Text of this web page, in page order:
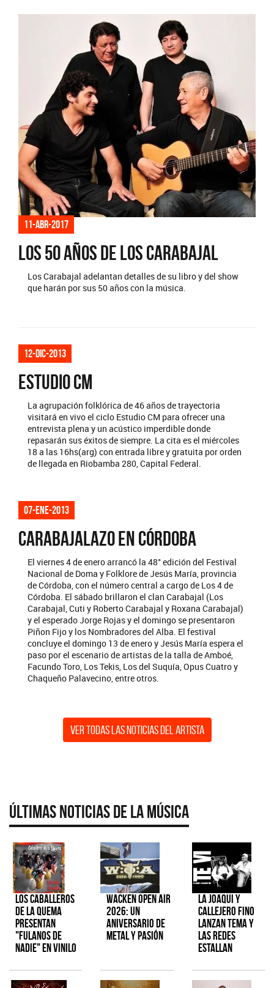
11-abr-2017
Los 50 años de Los Carabajal
Los Carabajal adelantan detalles de su libro y del show
que harán por sus 50 años con la música.
12-dic-2013
ESTUDIO CM
La agrupación folklórica de 46 años de trayectoria
visitará en vivo el ciclo Estudio CM para ofrecer una
entrevista plena y un acústico imperdible donde
repasarán sus éxitos de siempre. La cita es el miércoles
18 a las 16hs(arg) con entrada libre y gratuita por orden
de llegada en Riobamba 280, Capital Federal.
07-ene-2013
CARABAJALAZO EN CÓRDOBA
El viernes 4 de enero arrancó la 48° edición del Festival
Nacional de Doma y Folklore de Jesús María, provincia
de Córdoba, con el número central a cargo de Los 4 de
Córdoba. El sábado brillaron el clan Carabajal (Los
Carabajal, Cuti y Roberto Carabajal y Roxana Carabajal)
y el esperado Jorge Rojas y el domingo se presentaron
Piñon Fijo y los Nombradores del Alba. El festival
concluye el domingo 13 de enero y Jesús María espera el
paso por el escenario de artistas de la talla de Amboé,
Facundo Toro, Los Tekis, Los del Suquía, Opus Cuatro y
Chaqueño Palavecino, entre otros.
Ver todas las noticias del artista
Últimas Noticias de la Música
Los Caballeros
de la Quema
presentan
"Fulanos de
Nadie" en vinilo
Wacken Open Air
2026: Un
aniversario de
metal y pasión
La Joaqui y
Callejero Fino
lanzan tema y
las redes
estallan